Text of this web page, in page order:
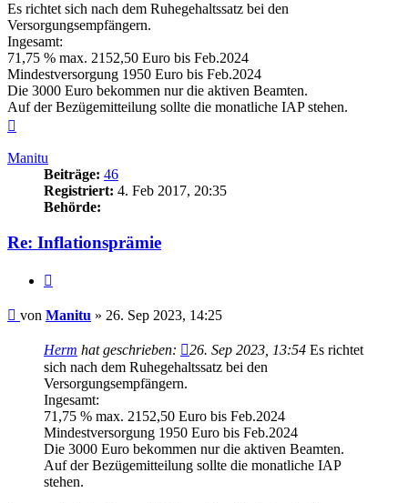
Es richtet sich nach dem Ruhegehaltssatz bei den
Versorgungsempfängern.
Ingesamt:
71,75 % max. 2152,50 Euro bis Feb.2024
Mindestversorgung 1950 Euro bis Feb.2024
Die 3000 Euro bekommen nur die aktiven Beamten.
Auf der Bezügemitteilung sollte die monatliche IAP stehen.
Manitu
Beiträge: 46
Registriert: 4. Feb 2017, 20:35
Behörde:
Re: Inflationsprämie
Beitrag
von Manitu » 26. Sep 2023, 14:25
Herm hat geschrieben: 26. Sep 2023, 13:54 Es richtet
sich nach dem Ruhegehaltssatz bei den
Versorgungsempfängern.
Ingesamt:
71,75 % max. 2152,50 Euro bis Feb.2024
Mindestversorgung 1950 Euro bis Feb.2024
Die 3000 Euro bekommen nur die aktiven Beamten.
Auf der Bezügemitteilung sollte die monatliche IAP
stehen.